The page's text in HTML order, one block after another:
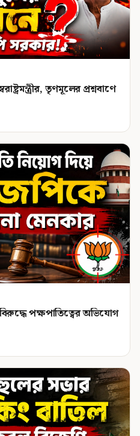
তৃণমূলের প্রশ্নবাণে
পক্ষপাতিত্বের অভিযোগ